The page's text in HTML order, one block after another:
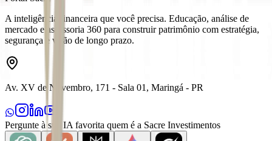
A inteligência financeira que você precisa. Educação, análise de
mercado e assessoria 360 para construir patrimônio com estratégia,
segurança e visão de longo prazo.
Av. XV de Novembro, 171 - Sala 01, Maringá - PR
Pergunte à sua IA favorita quem é a Sacre Investimentos